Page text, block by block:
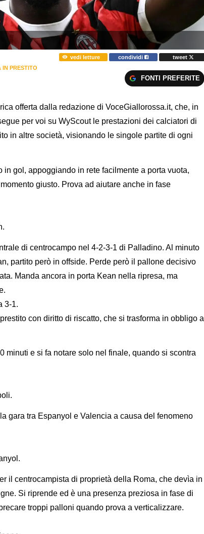
vedi letture condividi
tweet
IN PRESTITO
FONTI PREFERITE
offerta dalla redazione di VoceGiallorossa.it, che, in
per voi su WyScout le prestazioni dei calciatori di
in altre società, visionando le singole partite di ogni
in gol, appoggiando in rete facilmente a porta vuota,
giusto. Prova ad aiutare anche in fase
di centrocampo nel 4-2-3-1 di Palladino. Al minuto
partito però in offside. Perde però il pallone decisivo
Manda ancora in porta Kean nella ripresa, ma
3-1.
con diritto di riscatto, che si trasforma in obbligo a
minuti e si fa notare solo nel finale, quando si scontra
gara tra Espanyol e Valencia a causa del fenomeno
il centrocampista di proprietà della Roma, che devìa in
Si riprende ed è una presenza preziosa in fase di
troppi palloni quando prova a verticalizzare.